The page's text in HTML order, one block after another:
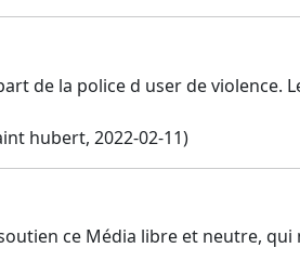
de la police d user de violence.
hubert, 2022-02-11)
ce Média libre et neutre,